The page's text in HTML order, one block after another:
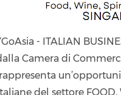
- ITALIAN
Camera di
del settore FOOD,